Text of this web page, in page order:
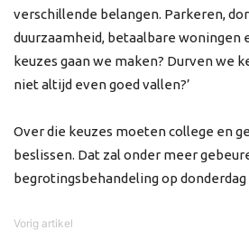
verschillende belangen. Parkeren,
duurzaamheid, betaalbare woningen
keuzes gaan we maken? Durven we
niet altijd even goed vallen?’
Over die keuzes moeten college en
beslissen. Dat zal onder meer
begrotingsbehandeling op donderdag
Vorig artikel